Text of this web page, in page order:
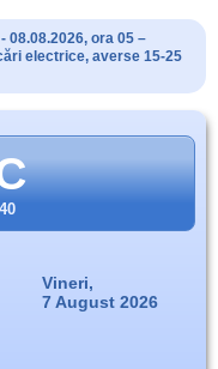
08.08.2026, ora 05 –
electrice, averse 15-25
Vineri,
7 August 2026